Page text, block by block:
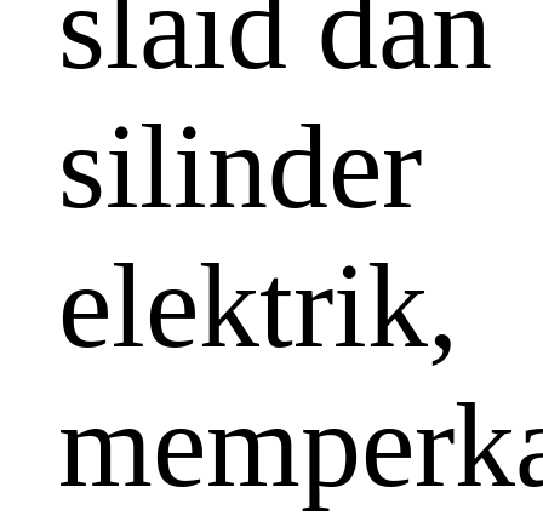
slaid dan
silinder
elektrik,